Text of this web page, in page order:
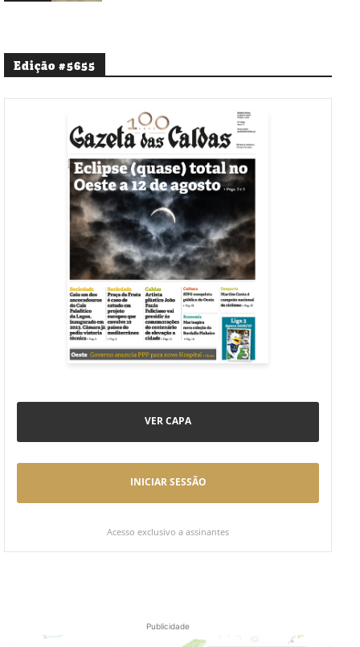
Edição #5655
VER CAPA
INICIAR SESSÃO
Acesso exclusivo a assinantes
Publicidade